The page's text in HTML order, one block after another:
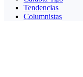
Tendencias
Columnistas